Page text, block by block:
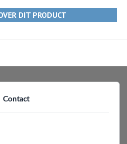
DIT PRODUCT
Contact